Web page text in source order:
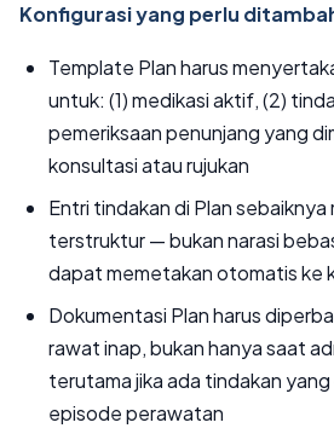
Konfigurasi yang perlu
Template Plan harus
untuk: (1) medikasi aktif, (2)
pemeriksaan penunjang yang
konsultasi atau rujukan
Entri tindakan di Plan
terstruktur — bukan narasi
dapat memetakan otomatis ke
Dokumentasi Plan harus
rawat inap, bukan hanya saat
terutama jika ada tindakan
episode perawatan